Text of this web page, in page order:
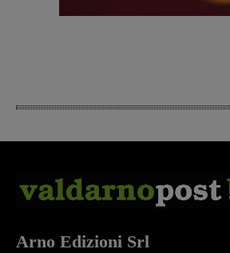
Arno Edizioni Srl